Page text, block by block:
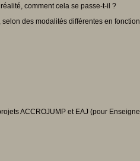
comment cela se passe-t-il ?
des modalités différentes en
ACCROJUMP et EAJ (pour